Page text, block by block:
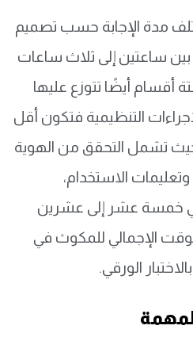
مدة الإجابة حسب تصميم
بين ساعتين إلى ثلاث ساعات
أقسام أيضًا تتوزع عليها
التنظيمية فتكون أقل
حيث تشمل التحقق من الهوية
الاستخدام،
خمسة عشر إلى عشرين
الإجمالي للمكوث في
الورقي.